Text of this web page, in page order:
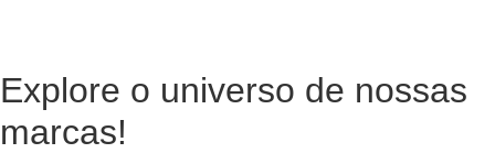
Explore o universo de nossas
marcas!